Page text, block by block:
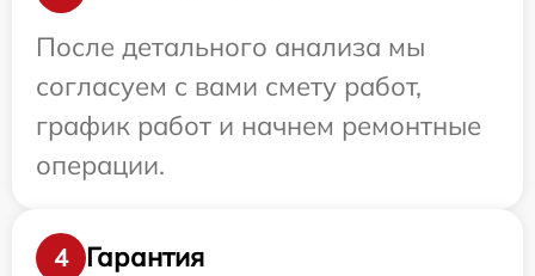
После детального анализа мы
согласуем с вами смету работ,
график работ и начнем ремонтные
операции.
4
Гарантия